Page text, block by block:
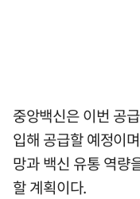
중앙백신은 이번 공
입해 공급할 예정이
망과 백신 유통 역량
할 계획이다.